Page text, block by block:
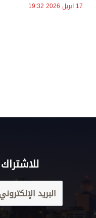
17 ابريل 2026 19:32